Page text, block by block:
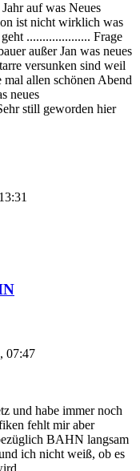
auf was Neues
ist nicht wirklich was
.................... Frage
außer Jan was neues
versunken sind weil
mal allen schönen Abend
neues
still geworden hier
07:47
und habe immer noch
fehlt mir aber
BAHN langsam
ich nicht weiß, ob es